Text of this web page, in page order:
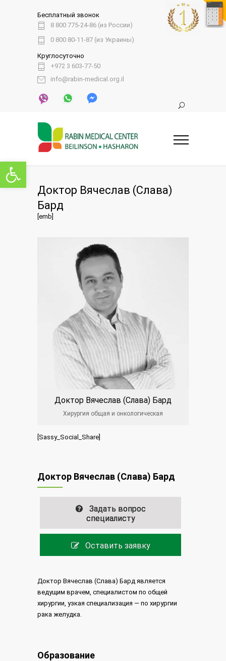
Открыть панель инструментов
Бесплатный звонок
8 800 775-24-86 (из России)
0 800 80-11-87 (из Украины)
Круглосуточно
+972 3 603-77-50
info@rabin-medical.org.il
Доктор Вячеслав (Слава)
Бард
[emb]
Доктор Вячеслав (Слава) Бард
Хирургия общая и онкологическая
[Sassy_Social_Share]
Доктор Вячеслав (Слава) Бард
Задать вопрос
специалисту
Оставить заявку
Доктор Вячеслав (Слава) Бард является
ведущим врачем, специалистом по общей
хирургии, узкая специализация — по хирургии
рака желудка.
Образование